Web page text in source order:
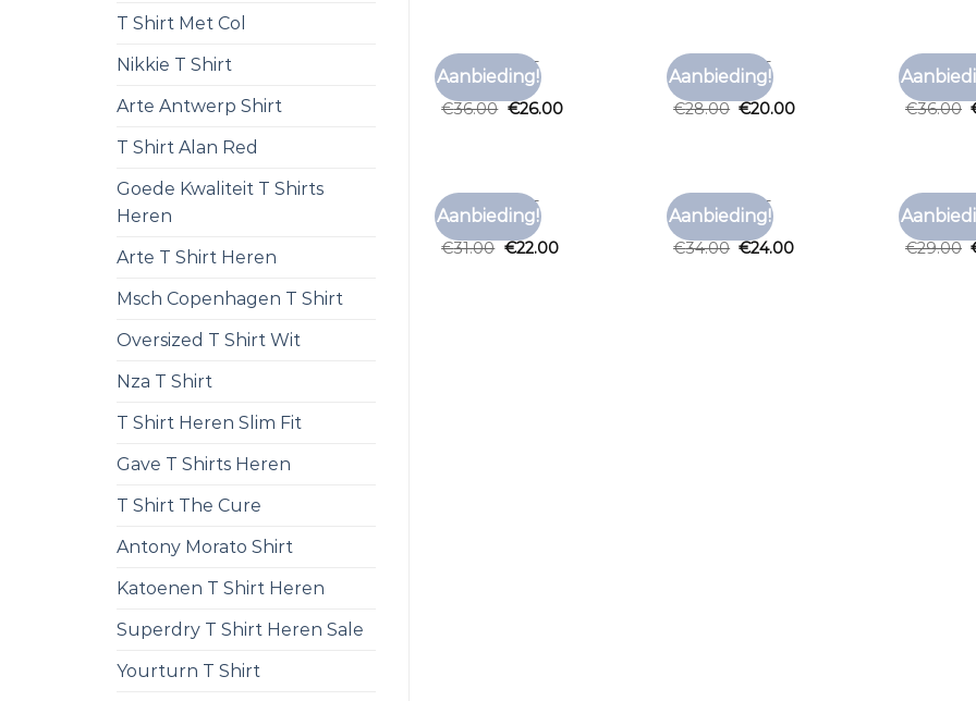
T Shirt Met Col
Nikkie T Shirt
Arte Antwerp Shirt
T Shirt Alan Red
Goede Kwaliteit T Shirts
Heren
Arte T Shirt Heren
Msch Copenhagen T Shirt
Oversized T Shirt Wit
Nza T Shirt
T Shirt Heren Slim Fit
Gave T Shirts Heren
T Shirt The Cure
Antony Morato Shirt
Katoenen T Shirt Heren
Superdry T Shirt Heren Sale
Yourturn T Shirt
Aanbieding!
BRUIN T SHIRT
bruin t shirt
€36.00 €26.00
Aanbieding!
BRUIN T SHIRT
bruin t shirt
€28.00 €20.00
BRUIN T
bruin t
€36.00
Aanbieding!
BRUIN T SHIRT
bruin t shirt
€31.00 €22.00
Aanbieding!
BRUIN T SHIRT
bruin t shirt
€34.00 €24.00
BRUIN T
bruin t
€29.00